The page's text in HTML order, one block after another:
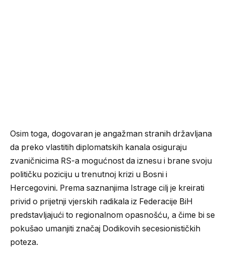
Osim toga, dogovaran je angažman stranih državljana
da preko vlastitih diplomatskih kanala osiguraju
zvaničnicima RS-a mogućnost da iznesu i brane svoju
političku poziciju u trenutnoj krizi u Bosni i
Hercegovini. Prema saznanjima Istrage cilj je kreirati
privid o prijetnji vjerskih radikala iz Federacije BiH
predstavljajući to regionalnom opasnošću, a čime bi se
pokušao umanjiti značaj Dodikovih secesionističkih
poteza.